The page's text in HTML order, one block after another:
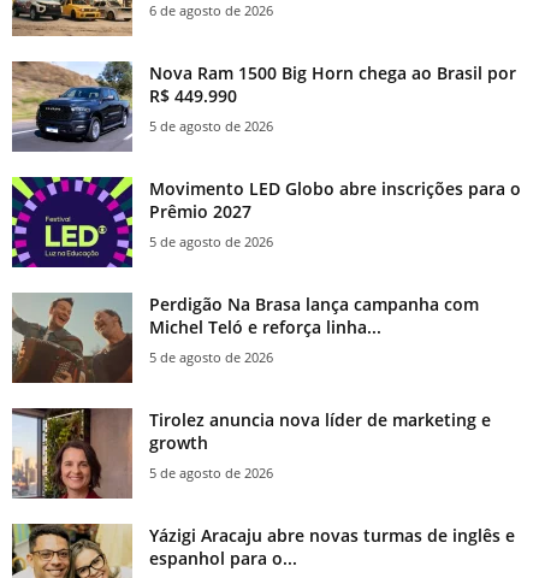
6 de agosto de 2026
Nova Ram 1500 Big Horn chega ao Brasil por
R$ 449.990
5 de agosto de 2026
Movimento LED Globo abre inscrições para o
Prêmio 2027
5 de agosto de 2026
Perdigão Na Brasa lança campanha com
Michel Teló e reforça linha...
5 de agosto de 2026
Tirolez anuncia nova líder de marketing e
growth
5 de agosto de 2026
Yázigi Aracaju abre novas turmas de inglês e
espanhol para o...